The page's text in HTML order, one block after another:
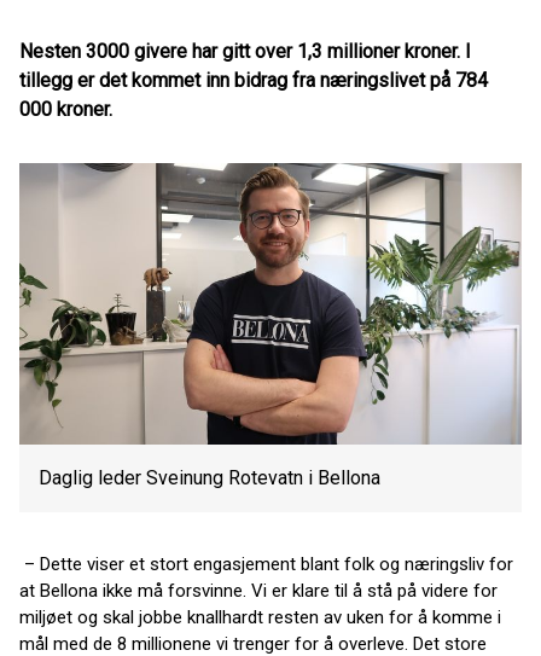
Nesten 3000 givere har gitt over 1,3 millioner kroner. I
tillegg er det kommet inn bidrag fra næringslivet på 784
000 kroner.
Daglig leder Sveinung Rotevatn i Bellona
– Dette viser et stort engasjement blant folk og næringsliv for
at Bellona ikke må forsvinne. Vi er klare til å stå på videre for
miljøet og skal jobbe knallhardt resten av uken for å komme i
mål med de 8 millionene vi trenger for å overleve. Det store